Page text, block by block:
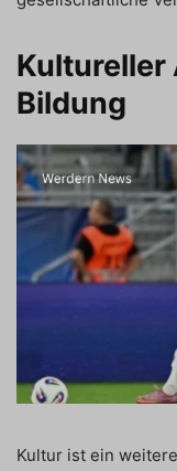
Kultureller
Bildung
Kultur ist ein